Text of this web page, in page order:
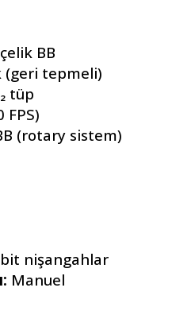
BB
(geri tepmeli)
tüp
FPS)
(rotary sistem)
nişangahlar
Manuel